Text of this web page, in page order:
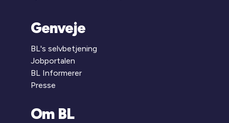
Genveje
BL's selvbetjening
Jobportalen
BL Informerer
Presse
Om BL